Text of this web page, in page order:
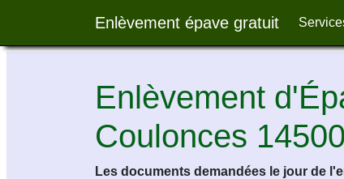
Enlèvement épave gratuit
Enlèvement
Coulonces 14500
Les documents demandées le jour de